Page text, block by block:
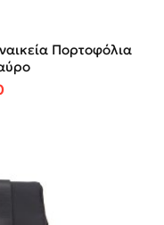
Πορτοφόλια
price was: €68.00.
Η τρέχουσα τιμή